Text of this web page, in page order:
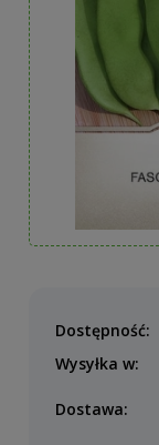
Dostępność:
Wysyłka w:
Dostawa: